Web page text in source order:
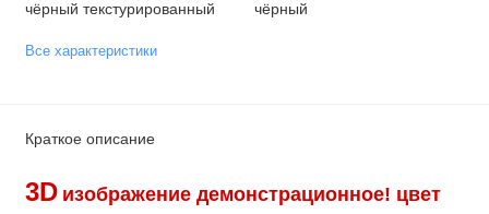
чёрный текстурированный чёрный
Все характеристики
Краткое описание
3D изображение демонстрационное! цвет